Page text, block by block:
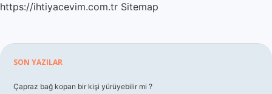
https://ihtiyacevim.com.tr Sitemap
Sidebar
SON YAZILAR
Çapraz bağ kopan bir kişi yürüyebilir mi ?